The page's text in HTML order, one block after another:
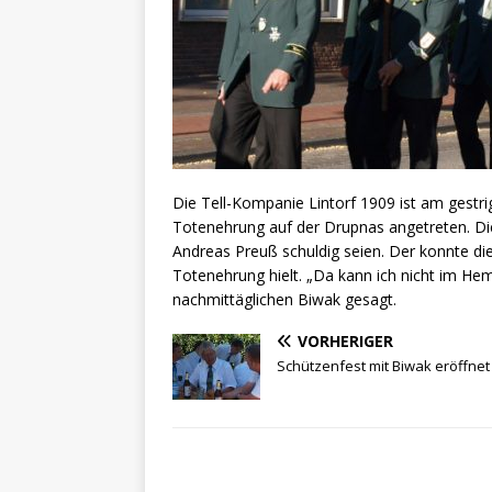
Die Tell-Kompanie Lintorf 1909 ist am
Totenehrung auf der Drupnas angetreten.
Andreas Preuß schuldig seien. Der konnte
Totenehrung hielt. „Da kann ich nicht im
nachmittäglichen Biwak gesagt.
VORHERIGER
Schützenfest mit Biwak eröffnet